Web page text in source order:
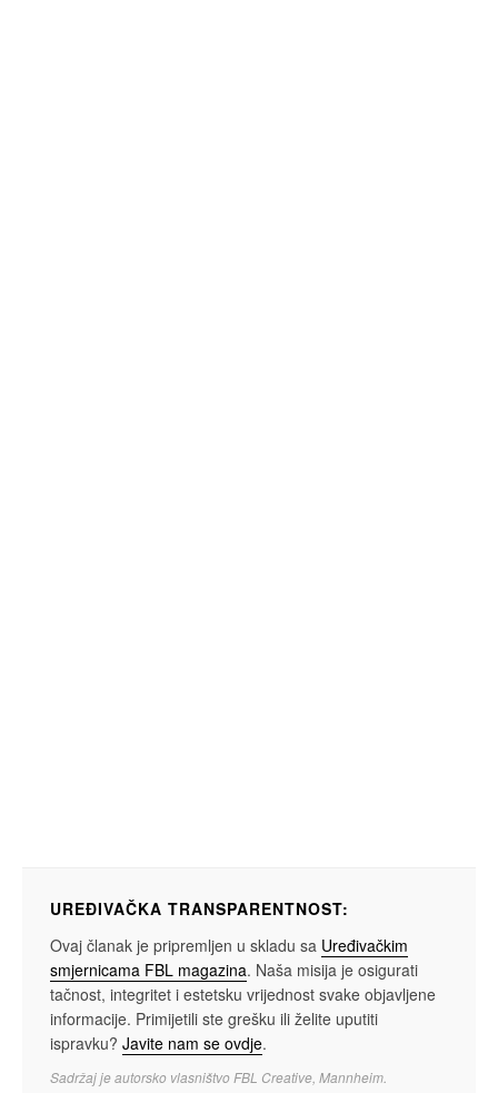
UREĐIVAČKA TRANSPARENTNOST:
Ovaj članak je pripremljen u skladu sa Uređivačkim
smjernicama FBL magazina. Naša misija je osigurati
tačnost, integritet i estetsku vrijednost svake objavljene
informacije. Primijetili ste grešku ili želite uputiti
ispravku? Javite nam se ovdje.
Sadržaj je autorsko vlasništvo FBL Creative, Mannheim.